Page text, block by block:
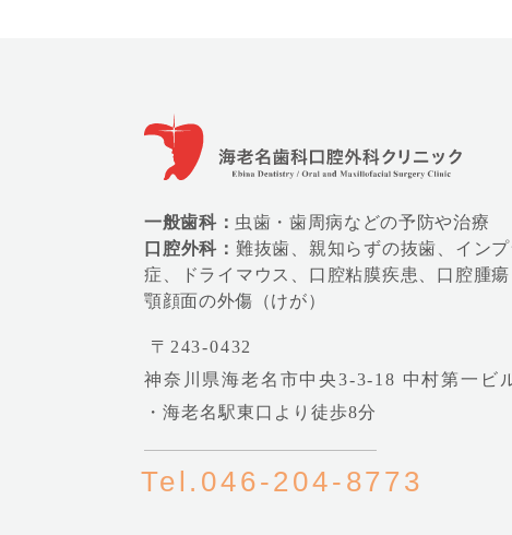
一般歯科： 虫歯・歯周病などの予防や治療
口腔外科： 難抜歯、親知らずの抜歯、イン
症、ドライマウス、口腔粘膜疾患、口腔腫
顎顔面の外傷（けが）
〒243-0432
神奈川県海老名市中央3-3-18 中村第一ビ
・海老名駅東口より徒歩8分
Tel.046-204-8773